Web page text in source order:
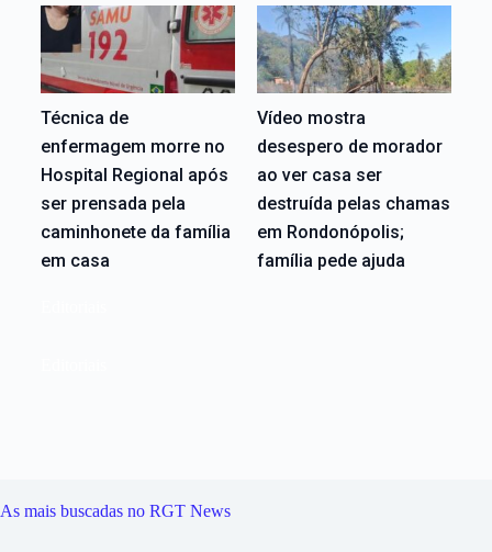
Técnica de
enfermagem morre no
Hospital Regional após
ser prensada pela
caminhonete da família
em casa
Vídeo mostra
desespero de morador
ao ver casa ser
destruída pelas chamas
em Rondonópolis;
família pede ajuda
As mais buscadas no RGT News